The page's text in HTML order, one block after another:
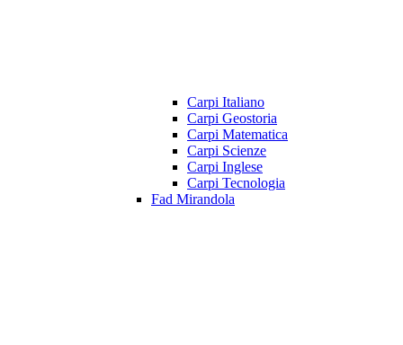
Carpi Italiano
Carpi Geostoria
Carpi Matematica
Carpi Scienze
Carpi Inglese
Carpi Tecnologia
Fad Mirandola